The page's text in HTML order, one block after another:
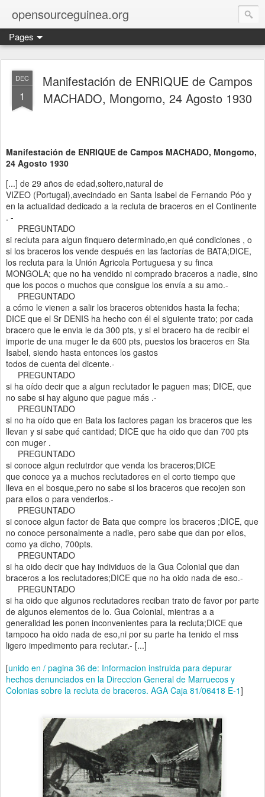
opensourceguinea.org
Pages
DEC
1
Manifestación de ENRIQUE de Campos
MACHADO, Mongomo, 24 Agosto 1930
Manifestación de ENRIQUE de Campos MACHADO, Mongomo,
24 Agosto 1930
[...] de 29 años de edad,soltero,natural de
VIZEO (Portugal),avecindado en Santa Isabel de Fernando Póo y
en la actualidad dedicado a la recluta de braceros en el Continente
. -
PREGUNTADO
si recluta para algun finquero determinado,en qué condiciones , o
si los braceros los vende después en las factorías de BATA;DICE,
los recluta para la Unión Agricola Portuguesa y su finca
MONGOLA; que no ha vendido ni comprado braceros a nadie, sino
que los pocos o muchos que consigue los envía a su amo.-
PREGUNTADO
a cómo le vienen a salir los braceros obtenidos hasta la fecha;
DICE que el Sr DENIS ha hecho con él el siguiente trato; por cada
bracero que le envia le da 300 pts, y si el bracero ha de recibir el
importe de una muger le da 600 pts, puestos los braceros en Sta
Isabel, siendo hasta entonces los gastos
todos de cuenta del dicente.-
PREGUNTADO
si ha oído decir que a algun reclutador le paguen mas; DICE, que
no sabe si hay alguno que pague más .-
PREGUNTADO
si no ha oído que en Bata los factores pagan los braceros que les
llevan y si sabe qué cantidad; DICE que ha oido que dan 700 pts
con muger .
PREGUNTADO
si conoce algun reclutrdor que venda los braceros;DICE
que conoce ya a muchos reclutadores en el corto tiempo que
lleva en el bosque,pero no sabe si los braceros que recojen son
para ellos o para venderlos.-
PREGUNTADO
si conoce algun factor de Bata que compre los braceros ;DICE, que
no conoce personalmente a nadie, pero sabe que dan por ellos,
como ya dicho, 700pts.
PREGUNTADO
si ha oido decir que hay individuos de la Gua Colonial que dan
braceros a los reclutadores;DICE que no ha oido nada de eso.-
PREGUNTADO
si ha oido que algunos reclutadores reciban trato de favor por parte
de algunos elementos de lo. Gua Colonial, mientras a a
generalidad les ponen inconvenientes para la recluta;DICE que
tampoco ha oido nada de eso,ni por su parte ha tenido el mss
ligero impedimento para reclutar.- [...]
[unido en / pagina 36 de: Informacion instruida para depurar
hechos denunciados en la Direccion General de Marruecos y
Colonias sobre la recluta de braceros. AGA Caja 81/06418 E-1]